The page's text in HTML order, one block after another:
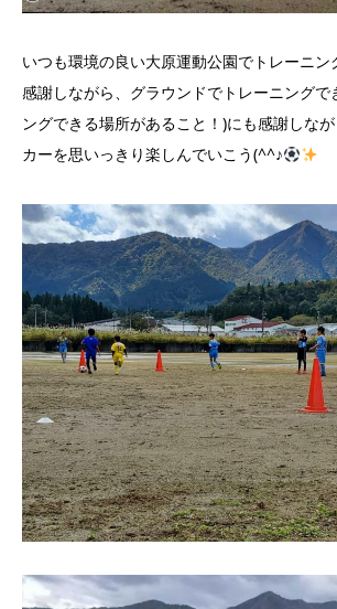
いつも環境の良い大原運動公園でトレーニン
感謝しながら、グラウンドでトレーニングで
ングできる場所があること！)にも感謝しな
カーを思いっきり楽しんでいこう(^^♪